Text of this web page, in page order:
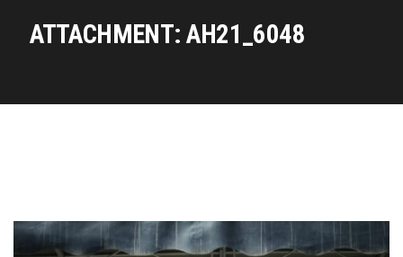
ATTACHMENT: AH21_6048